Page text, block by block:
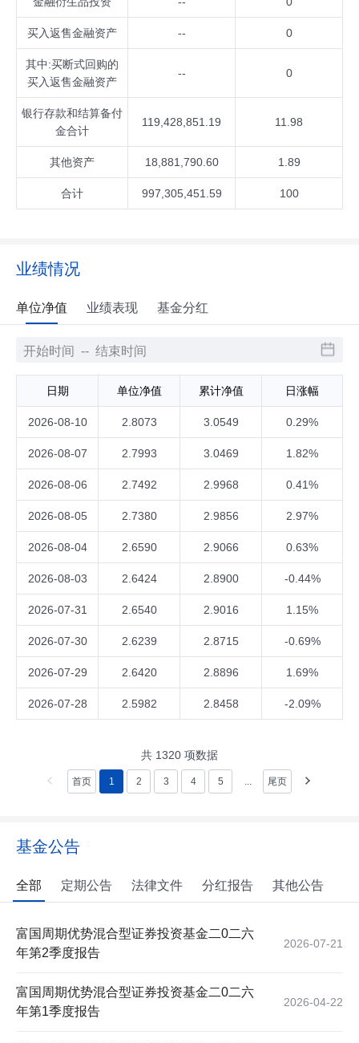
买入返售金融资产 -- 0
其中:买断式回购的
买入返售金融资产
-- 0
银行存款和结算备付
金合计
119,428,851.19 11.98
其他资产 18,881,790.60 1.89
合计 997,305,451.59 100
业绩情况
单位净值 业绩表现 基金分红
日期 单位净值 累计净值 日涨幅
2026-08-10 2.8073 3.0549 0.29%
2026-08-07 2.7993 3.0469 1.82%
2026-08-06 2.7492 2.9968 0.41%
2026-08-05 2.7380 2.9856 2.97%
2026-08-04 2.6590 2.9066 0.63%
2026-08-03 2.6424 2.8900 -0.44%
2026-07-31 2.6540 2.9016 1.15%
2026-07-30 2.6239 2.8715 -0.69%
2026-07-29 2.6420 2.8896 1.69%
2026-07-28 2.5982 2.8458 -2.09%
共 1320 项数据
首页 1 2 3 4 5 ... 尾页
基金公告
全部 定期公告 法律文件 分红报告 其他公告
富国周期优势混合型证券投资基金二0二六
年第2季度报告
2026-07-21
富国周期优势混合型证券投资基金二0二六
年第1季度报告
2026-04-22